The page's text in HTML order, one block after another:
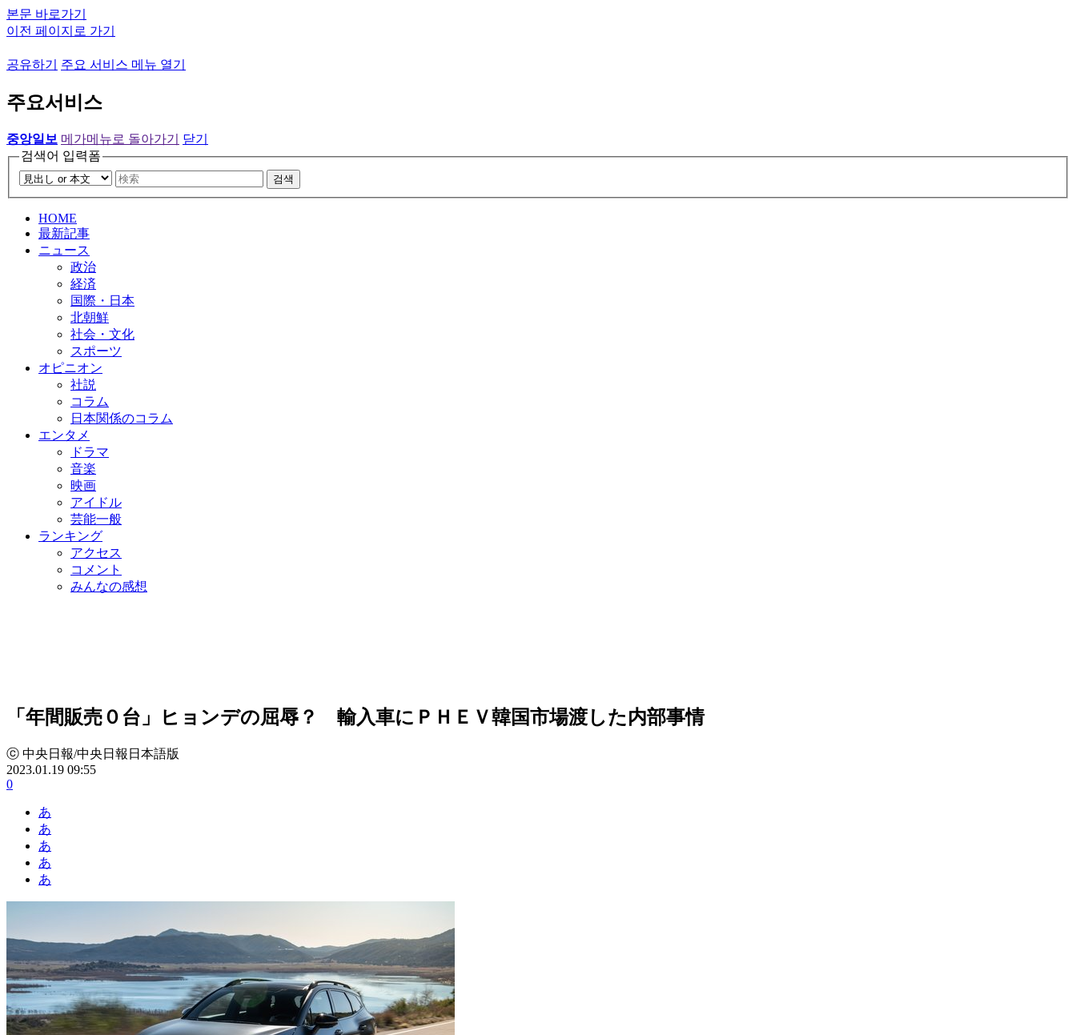
본문 바로가기
이전 페이지로 가기
공유하기 주요 서비스 메뉴 열기
주요서비스
중앙일보 메가메뉴로 돌아가기
닫기
검색어 입력폼
검색
HOME
最新記事
ニュース
政治
経済
国際・日本
北朝鮮
社会・文化
スポーツ
オピニオン
社説
コラム
日本関係のコラム
エンタメ
ドラマ
音楽
映画
アイドル
芸能一般
ランキング
アクセス
コメント
みんなの感想
「年間販売０台」ヒョンデの屈辱？ 輸入車にＰＨＥＶ韓国市場渡した内部事情
ⓒ 中央日報/中央日報日本語版
2023.01.19 09:55
0
あ
あ
あ
あ
あ